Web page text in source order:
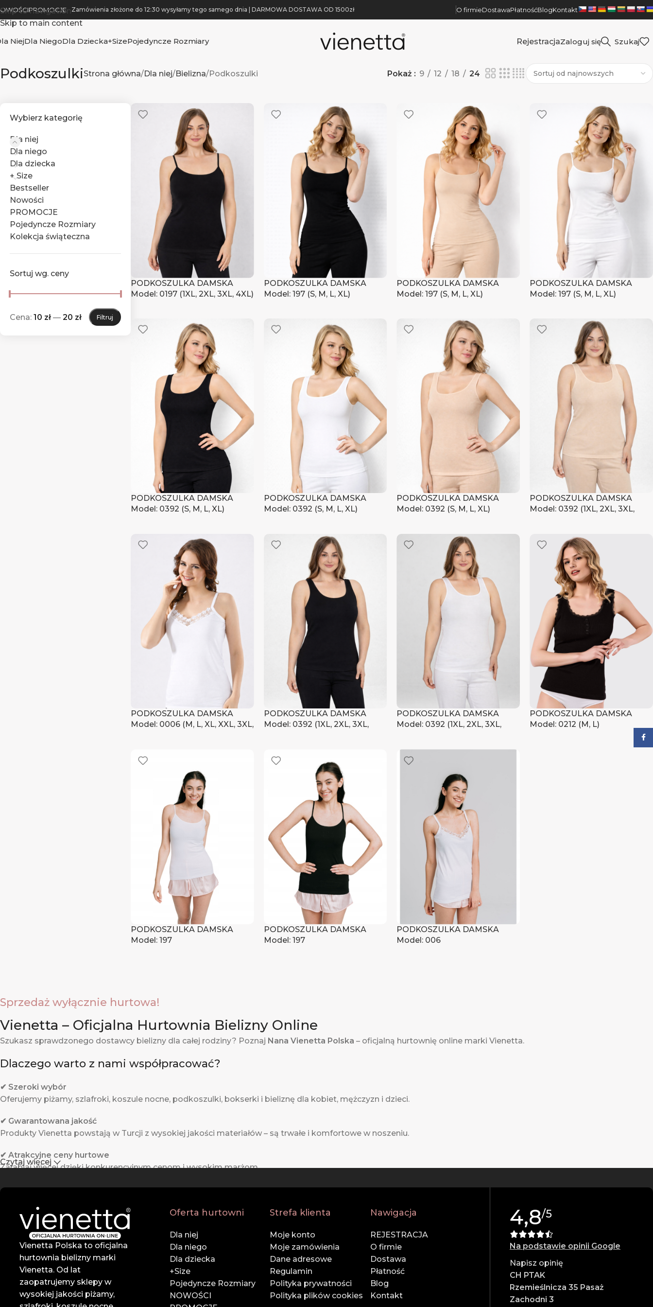
Skip to navigation
Skip to main content
PROMOCJE Zamówienia złożone do 12:30 wysyłamy tego samego dnia | DARMOWA DOSTAWA OD 1500zł O firmieDostawaPłatnośćBlogKontakt
NiejDla NiegoDla Dziecka+SizePojedyncze Rozmiary RejestracjaZaloguj się Szukaj
PodkoszulkiStrona główna Dla niej Bielizna Podkoszulki Pokaż 9 12 18 24
Wybierz kategorię
Dla niej
Dla niego
Dla dziecka
+ Size
Bestseller
Nowości
PROMOCJE
Pojedyncze Rozmiary
Kolekcja świąteczna
Sortuj wg. ceny
Filtruj
Cena: 10 zł — 20 zł
PODKOSZULKA DAMSKA
Model: 0197 (1XL, 2XL, 3XL, 4XL)
PODKOSZULKA DAMSKA
Model: 197 (S, M, L, XL)
PODKOSZULKA DAMSKA
Model: 197 (S, M, L, XL)
PODKOSZULKA DAMSKA
Model: 197 (S, M, L, XL)
PODKOSZULKA DAMSKA
Model: 0392 (S, M, L, XL)
PODKOSZULKA DAMSKA
Model: 0392 (S, M, L, XL)
PODKOSZULKA DAMSKA
Model: 0392 (S, M, L, XL)
PODKOSZULKA DAMSKA
Model: 0392 (1XL, 2XL, 3XL,
PODKOSZULKA DAMSKA
Model: 0006 (M, L, XL, XXL, 3XL,
PODKOSZULKA DAMSKA
Model: 0392 (1XL, 2XL, 3XL,
PODKOSZULKA DAMSKA
Model: 0392 (1XL, 2XL, 3XL,
PODKOSZULKA DAMSKA
Model: 0212 (M, L)
PODKOSZULKA DAMSKA
Model: 197
PODKOSZULKA DAMSKA
Model: 197
PODKOSZULKA DAMSKA
Model: 006
Sprzedaż wyłącznie hurtowa!
Vienetta – Oficjalna Hurtownia Bielizny Online
Szukasz sprawdzonego dostawcy bielizny dla całej rodziny? Poznaj Nana Vienetta Polska – oficjalną hurtownię online marki Vienetta.
Dlaczego warto z nami współpracować?
✔ Szeroki wybór
Oferujemy piżamy, szlafroki, koszule nocne, podkoszulki, bokserki i bieliznę dla kobiet, mężczyzn i dzieci.
✔ Gwarantowana jakość
Produkty Vienetta powstają w Turcji z wysokiej jakości materiałów – są trwałe i komfortowe w noszeniu.
✔ Atrakcyjne ceny hurtowe
Zarabiaj więcej dzięki konkurencyjnym cenom i wysokim marżom.
✔ Profesjonalna obsługa
✔ Szybka wysyłka
Dzięki sprawnej logistyce i współpracy z renomowanymi firmami kurierskimi – Twoje zamówienie dotrze na czas.
Zaufaj liderowi w branży hurtowej bielizny online.
Dołącz do naszych klientów i rozwijaj swój biznes z Vienettą!
Rzemieślnicza 35, Pasaż Zachodni 3, 95-030 Rzgów
785 828 318
Czytaj więcej
Vienetta Polska to oficjalna
hurtownia bielizny marki
Vienetta. Od lat
zaopatrujemy sklepy w
wysokiej jakości piżamy,
Oferta hurtowni
Dla niej
Dla niego
Dla dziecka
+Size
Pojedyncze Rozmiary
NOWOŚCI
Strefa klienta
Moje konto
Moje zamówienia
Dane adresowe
Regulamin
Polityka prywatności
Polityka plików cookies
Nawigacja
REJESTRACJA
O firmie
Dostawa
Płatność
Blog
Kontakt
4,8/5
Na podstawie opinii Google
Napisz opinię
CH PTAK
Rzemieślnicza 35 Pasaż
Zachodni 3